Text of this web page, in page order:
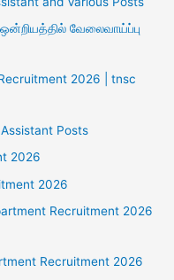
வேலைவாய்ப்பு
2026 | tnsc
Posts
2026
2026
Recruitment 2026
Recruitment 2026